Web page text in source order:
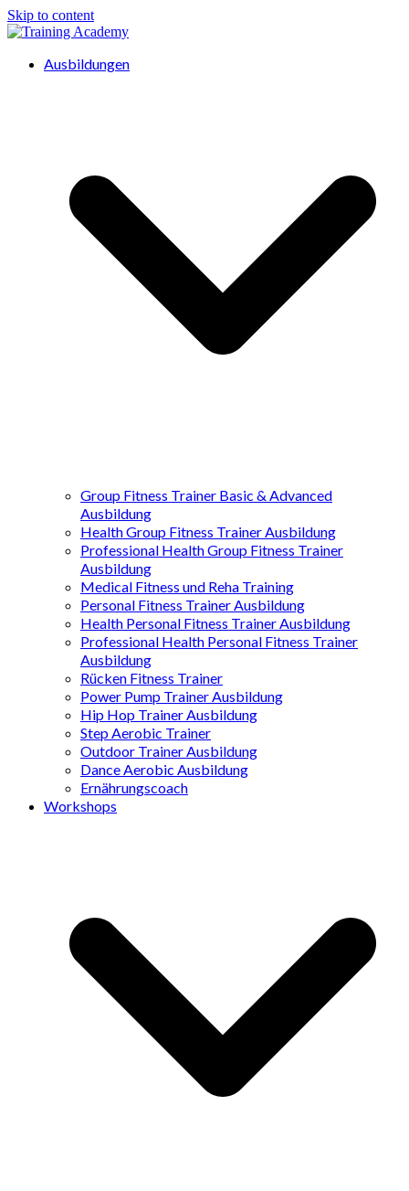
Skip to content
Ausbildungen
Group Fitness Trainer Basic & Advanced
Ausbildung
Health Group Fitness Trainer Ausbildung
Professional Health Group Fitness Trainer
Ausbildung
Medical Fitness und Reha Training
Personal Fitness Trainer Ausbildung
Health Personal Fitness Trainer Ausbildung
Professional Health Personal Fitness Trainer
Ausbildung
Rücken Fitness Trainer
Power Pump Trainer Ausbildung
Hip Hop Trainer Ausbildung
Step Aerobic Trainer
Outdoor Trainer Ausbildung
Dance Aerobic Ausbildung
Ernährungscoach
Workshops